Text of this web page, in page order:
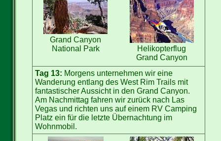
Grand Canyon
National Park
Helikopterflug
Grand Canyon
Tag 13: Morgens unternehmen wir eine
Wanderung entlang des West Rim Trails mit
fantastischer Aussicht in den Grand Canyon.
Am Nachmittag fahren wir zurück nach Las
Vegas und richten uns auf einem RV Camping
Platz ein für die letzte Übernachtung im
Wohnmobil.